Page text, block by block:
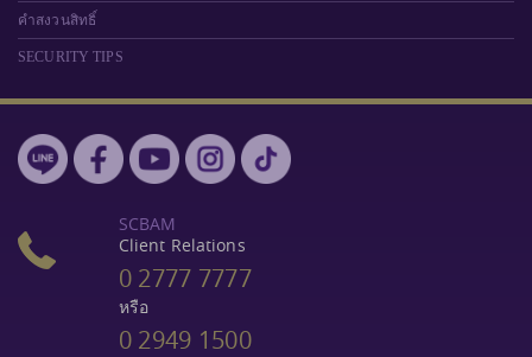
คำสงวนสิทธิ์
SECURITY TIPS
SCBAM
Client Relations
0 2777 7777
หรือ
0 2949 1500